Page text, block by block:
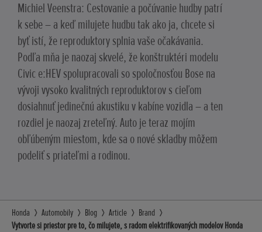
Michiel Veenstra: Cestovanie a počúvanie hudby patrí
k sebe – a keď milujete hudbu tak ako ja, chcete si
byť istí, že reproduktory splnia vaše očakávania.
Podľa mňa je naozaj skvelé, že konštruktéri modelu
Civic e:HEV spolupracovali so spoločnosťou Bose na
vývoji vysoko kvalitných reproduktorov s cieľom
dosiahnuť jedinečnú akustiku v kabíne vozidla – a ten
rozdiel je naozaj zreteľný. Auto je teraz mojím
obľúbeným miestom, kde sa o nové skladby môžem
podeliť s priateľmi a rodinou.
Honda Automobily Blog Article
Brand
Vytvorte si priestor pre to, čo milujete, s radom elektrifikovaných modelov Honda